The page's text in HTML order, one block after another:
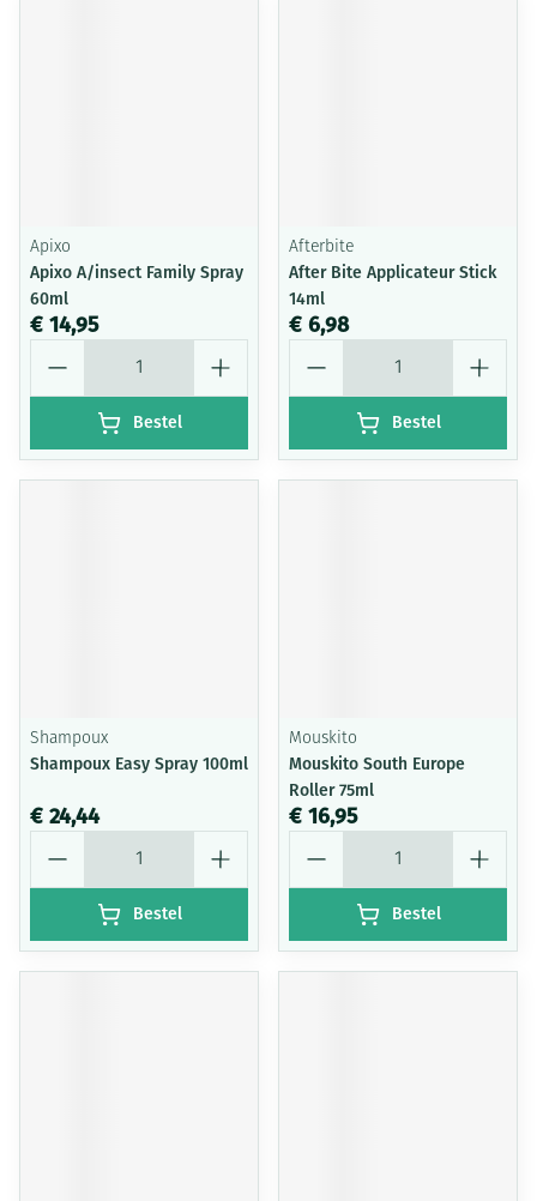
Apixo
Apixo A/insect Family Spray
60ml
€ 14,95
Bestel
Afterbite
After Bite Applicateur Stick
14ml
€ 6,98
Bestel
Shampoux
Shampoux Easy Spray 100ml
€ 24,44
Bestel
Mouskito
Mouskito South Europe
Roller 75ml
€ 16,95
Bestel